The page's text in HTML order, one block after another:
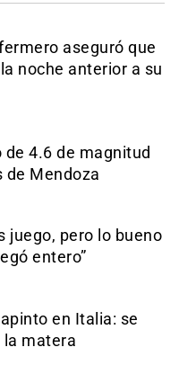
aseguró que
noche anterior a su
de 4.6 de magnitud
de Mendoza
juego, pero lo bueno
entero”
en Italia: se
la matera